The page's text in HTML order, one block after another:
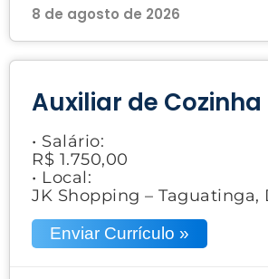
8 de agosto de 2026
Auxiliar de Cozinha
• Salário:
R$ 1.750,00
• Local:
JK Shopping – Taguatinga,
Enviar Currículo »